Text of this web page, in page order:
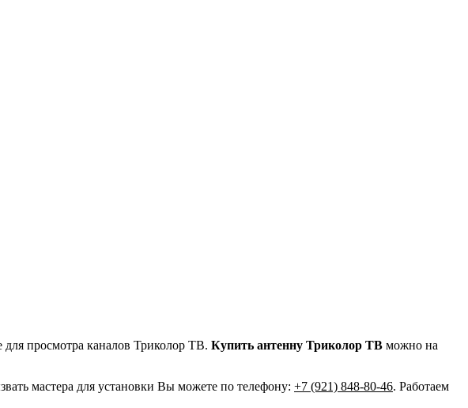
просмотра каналов Триколор ТВ. Купить антенну Триколор ТВ можно на
мастера для установки Вы можете по телефону: +7 (921) 848-80-46. Работаем